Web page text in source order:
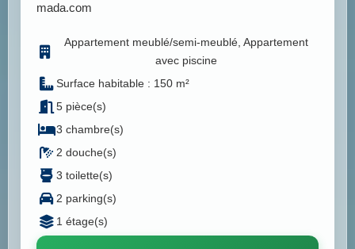
mada.com
Appartement meublé/semi-meublé, Appartement
avec piscine
Surface habitable : 150 m²
5 pièce(s)
3 chambre(s)
2 douche(s)
3 toilette(s)
2 parking(s)
1 étage(s)